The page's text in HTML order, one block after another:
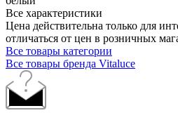
Все характеристики
Цена действительна только для
отличаться от цен в розничных
Все товары категории
Все товары бренда Vitaluce